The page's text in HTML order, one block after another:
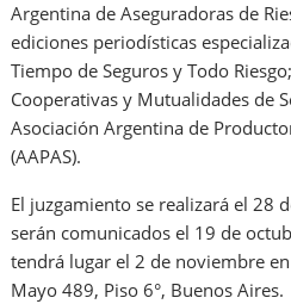
Argentina de Aseguradoras de
ediciones periodísticas
Tiempo de Seguros y Todo
Cooperativas y Mutualidades de
Asociación Argentina de
(AAPAS).
El juzgamiento se realizará el 28
serán comunicados el 19 de
tendrá lugar el 2 de noviembre
Mayo 489, Piso 6°, Buenos Aires.